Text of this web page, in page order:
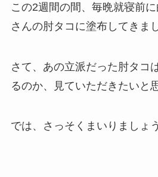
この2週間の間、毎晩就寝前
さんの肘タコに塗布してきま
さて、あの立派だった肘タコ
るのか、見ていただきたいと